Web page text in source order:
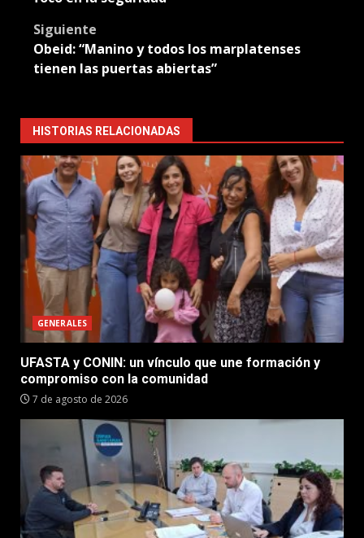
Siguiente
Obeid: “Manino y todos los marplatenses
tienen las puertas abiertas”
HISTORIAS RELACIONADAS
GENERALES
UFASTA y CONIN: un vínculo que une formación y
compromiso con la comunidad
7 de agosto de 2026